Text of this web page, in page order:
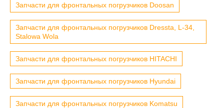
Запчасти для фронтальных погрузчиков Doosan
Запчасти для фронтальных погрузчиков Dressta, L-34,
Stalowa Wola
Запчасти для фронтальных погрузчиков HITACHI
Запчасти для фронтальных погрузчиков Hyundai
Запчасти для фронтальных погрузчиков Komatsu